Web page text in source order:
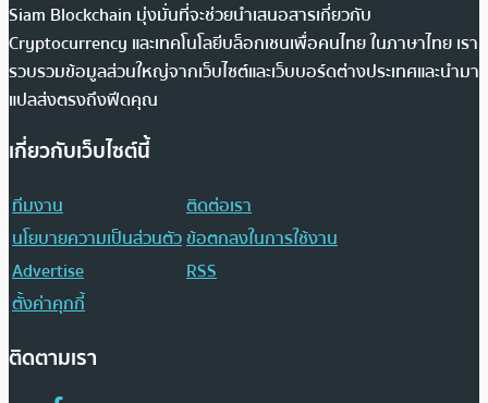
Siam Blockchain มุ่งมั่นที่จะช่วยนำเสนอสารเกี่ยวกับ
Cryptocurrency และเทคโนโลยีบล็อกเชนเพื่อคนไทย ในภาษาไทย เรา
รวบรวมข้อมูลส่วนใหญ่จากเว็บไซต์และเว็บบอร์ดต่างประเทศและนำมา
แปลส่งตรงถึงฟีดคุณ
เกี่ยวกับเว็บไซต์นี้
ทีมงาน
ติดต่อเรา
นโยบายความเป็นส่วนตัวข้อตกลงในการใช้งาน
Advertise
RSS
ตั้งค่าคุกกี้
ติดตามเรา